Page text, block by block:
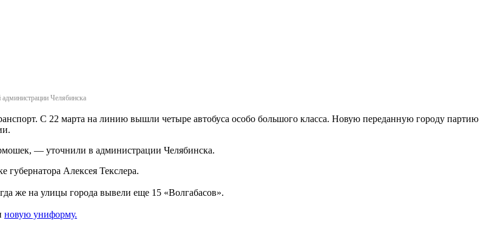
администрации Челябинска
С 22 марта на линию вышли четыре автобуса особо большого класса. Новую переданную городу партию
— уточнили в администрации Челябинска.
Алексея Текслера.
же на улицы города вывели еще 15 «Волгабасов».
новую униформу.